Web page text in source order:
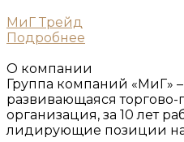
МиГ Трейд
Подробнее
О компании
Группа компаний «МиГ»
развивающаяся торгово-
организация, за 10 лет
лидирующие позиции